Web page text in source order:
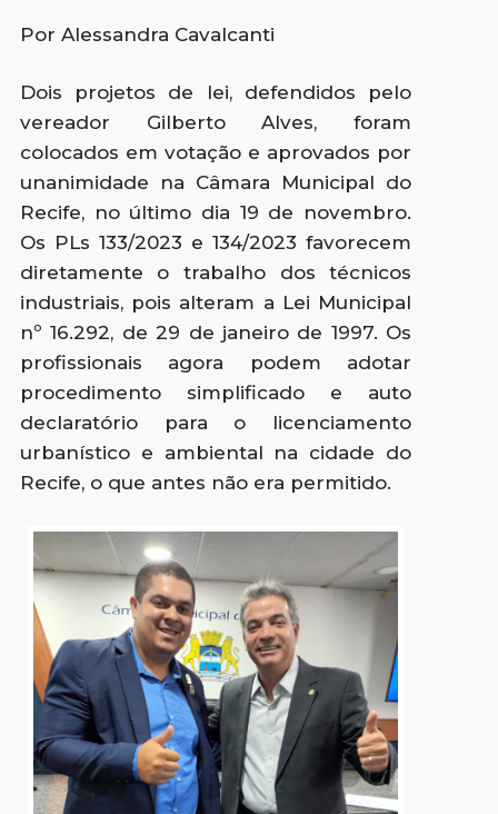
Por Alessandra Cavalcanti
Dois projetos de lei, defendidos pelo
vereador Gilberto Alves, foram
colocados em votação e aprovados por
unanimidade na Câmara Municipal do
Recife, no último dia 19 de novembro.
Os PLs 133/2023 e 134/2023 favorecem
diretamente o trabalho dos técnicos
industriais, pois alteram a Lei Municipal
nº 16.292, de 29 de janeiro de 1997. Os
profissionais agora podem adotar
procedimento simplificado e auto
declaratório para o licenciamento
urbanístico e ambiental na cidade do
Recife, o que antes não era permitido.